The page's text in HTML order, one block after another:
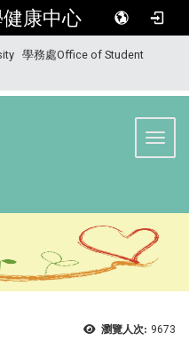
康中心
學務處Office of Student
瀏覽人次: 9673